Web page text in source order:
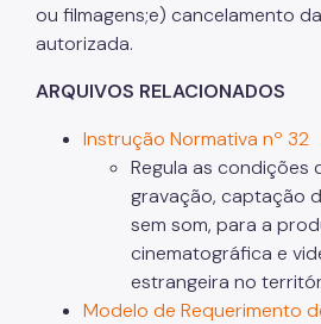
ou filmagens;e) cancelamento
autorizada.
ARQUIVOS RELACIONADOS
Instrução Normativa nº 32
Regula as condições
gravação, captação
sem som, para a
cinematográfica e
estrangeira no
Modelo de Requerimento